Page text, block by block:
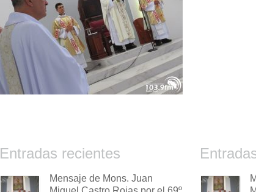
Entradas recientes
Mensaje de Mons. Juan